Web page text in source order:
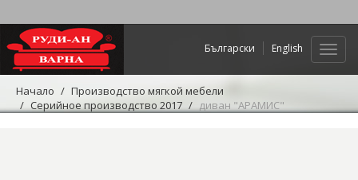
Български English
Начало
Производство мягкой мебели
Серийное производство 2017
диван "АРАМИС"